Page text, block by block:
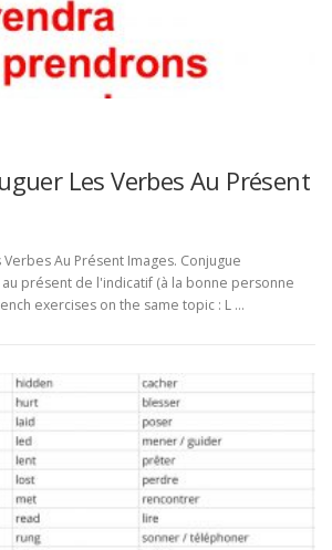
Les Verbes Au Présent
Au Présent Images. Conjugue
présent de l'indicatif (à la bonne personne
exercises on the same topic : L …